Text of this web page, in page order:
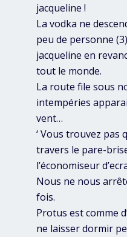
jacqueline !
La vodka ne
peu de personne
jacqueline en
tout le monde.
La route file sous
intempéries
vent…
‘ Vous trouvez pas
travers le pare-
l’économiseur
Nous ne nous
fois.
Protus est comme
ne laisser dormir